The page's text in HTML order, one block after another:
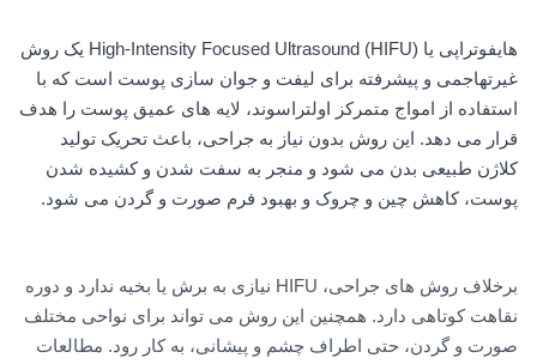
هایفوتراپی یا High-Intensity Focused Ultrasound (HIFU) یک روش
غیرتهاجمی و پیشرفته برای لیفت و جوان سازی پوست است که با
استفاده از امواج متمرکز اولتراسوند، لایه های عمیق پوست را هدف
قرار می دهد. این روش بدون نیاز به جراحی، باعث تحریک تولید
کلاژن طبیعی بدن می شود و منجر به سفت شدن و کشیده شدن
پوست، کاهش چین و چروک و بهبود فرم صورت و گردن می شود.
برخلاف روش های جراحی، HIFU نیازی به برش یا بخیه ندارد و دوره
نقاهت کوتاهی دارد. همچنین این روش می تواند برای نواحی مختلف
صورت و گردن، حتی اطراف چشم و پیشانی، به کار رود. مطالعات